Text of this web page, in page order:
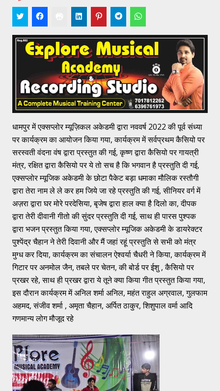
धामपुर में एक्सप्लोर म्यूज़िकल अकेडमी द्वारा नववर्ष 2022 की पूर्व संध्या
पर कार्यक्रम का आयोजन किया गया, कार्यक्रम में सर्वप्रथम कैसियो पर
सरस्वती वंदना वंष द्वारा प्रस्तुत की गई, कृष्ण द्वारा कैसियो पर गायत्री
मंत्र, रक्षित द्वारा कैसियो पर ये तो सच है कि भगवान है प्रस्तुति दी गई,
एक्सप्लोर म्यूजिक अकेडमी के छोटा पैकेट बड़ा धमाका मौलिक रस्तौगी
द्वारा तेरा नाम ले ले कर हम जिये जा रहे प्रस्तुति की गई, सीनियर वर्ग में
अज़रा द्वारा घर मोरे परदेसिया, बृजेष द्वारा हाल क्या है दिलो का, दीपक
द्वारा तेरी दीवानी गीतो की सुंदर प्रस्तुति दी गई, साथ ही पारस पुश्पक
द्वारा भजन प्रस्तुत किया गया, एक्सप्लोर म्यूजिक अकेडमी के डायरेक्टर
पुश्पेंद्र चैहान ने तेरी दिवानी और मैं जहां रहूं प्रस्तुति से सभी को मंत्र
मुग्ध कर दिया, कार्यक्रम का संचालन ऐश्वर्या चैधरी ने किया, कार्यक्रम में
गिटार पर अनमोल जैन, तबले पर चेतन, की बोर्ड पर ईशु , कैसियो पर
प्रखर रहे, साथ ही प्रखर द्वारा ये तूने क्या किया गीत प्रस्तुत किया गया,
इस दौरान कार्यक्रम में अनिल शर्मा अनिल, महंत राहुल अग्रवाल, गुलफाम
अहमद, संजीव शर्मा , अमृता चैहान, अर्पित ठाकुर, शिशुपाल वर्मा आदि
गणमान्य लोग मौजूद रहे